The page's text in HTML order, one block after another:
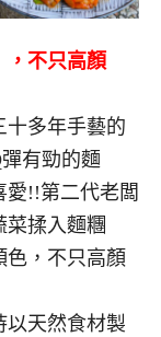
，不只高顏
十多年手藝的
有勁的麵
愛!!第二代老闆
菜揉入麵糰
色，不只高顏
以天然食材製